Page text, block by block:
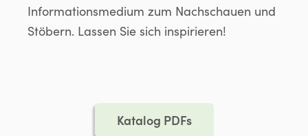
Informationsmedium zum Nachschauen und
Stöbern. Lassen Sie sich inspirieren!
Katalog PDFs